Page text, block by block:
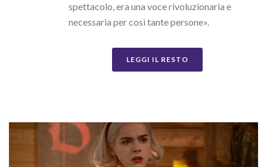
spettacolo, era una voce rivoluzionaria e
necessaria per così tante persone».
LEGGI IL RESTO